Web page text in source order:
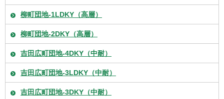
柳町団地-1LDKY（高層）
柳町団地-2DKY（高層）
吉田広町団地-4DKY（中耐）
吉田広町団地-3LDKY（中耐）
吉田広町団地-3DKY（中耐）